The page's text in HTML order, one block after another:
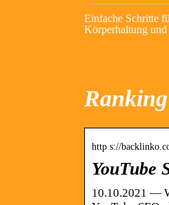
Einfache Schritte
Körperhaltung
http s://
YouTube
10.10.2021 —